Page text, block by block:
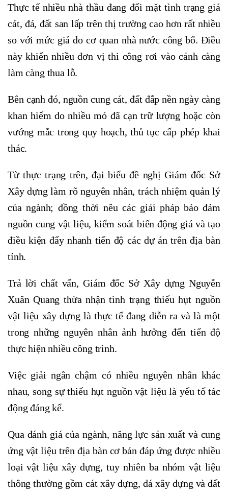
Thực tế nhiều nhà thầu đang đối mặt tình trạng giá
cát, đá, đất san lấp trên thị trường cao hơn rất nhiều
so với mức giá do cơ quan nhà nước công bố. Điều
này khiến nhiều đơn vị thi công rơi vào cảnh càng
làm càng thua lỗ.
Bên cạnh đó, nguồn cung cát, đất đắp nền ngày càng
khan hiếm do nhiều mỏ đã cạn trữ lượng hoặc còn
vướng mắc trong quy hoạch, thủ tục cấp phép khai
thác.
Từ thực trạng trên, đại biểu đề nghị Giám đốc Sở
Xây dựng làm rõ nguyên nhân, trách nhiệm quản lý
của ngành; đồng thời nêu các giải pháp bảo đảm
nguồn cung vật liệu, kiểm soát biến động giá và tạo
điều kiện đẩy nhanh tiến độ các dự án trên địa bàn
tỉnh.
Trả lời chất vấn, Giám đốc Sở Xây dựng Nguyễn
Xuân Quang thừa nhận tình trạng thiếu hụt nguồn
vật liệu xây dựng là thực tế đang diễn ra và là một
trong những nguyên nhân ảnh hưởng đến tiến độ
thực hiện nhiều công trình.
Việc giải ngân chậm có nhiều nguyên nhân khác
nhau, song sự thiếu hụt nguồn vật liệu là yếu tố tác
động đáng kể.
Qua đánh giá của ngành, năng lực sản xuất và cung
ứng vật liệu trên địa bàn cơ bản đáp ứng được nhiều
loại vật liệu xây dựng, tuy nhiên ba nhóm vật liệu
thông thường gồm cát xây dựng, đá xây dựng và đất